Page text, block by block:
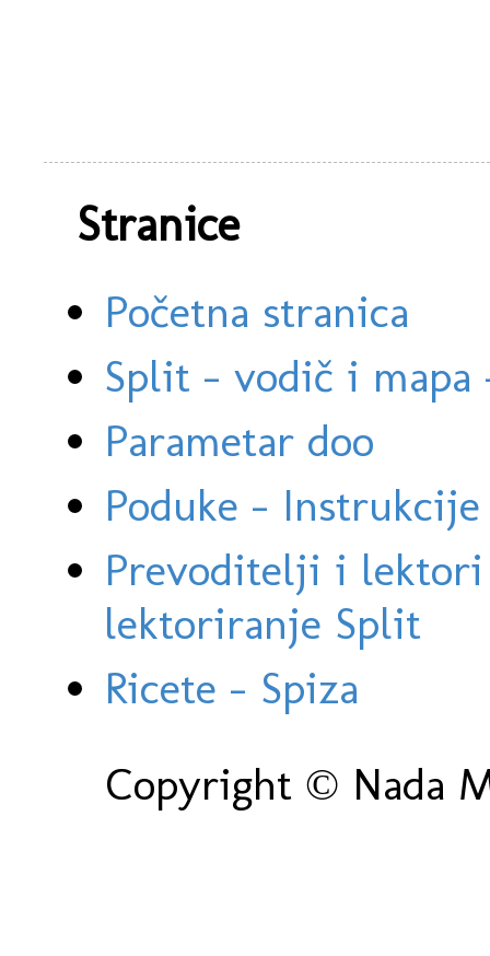
Stranice
Početna stranica
Split - vodič i
Parametar doo
Poduke -
Prevoditelji i
lektoriranje Split
Ricete - Spiza
Copyright © Nada